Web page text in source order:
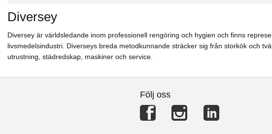
Diversey
Diversey är världsledande inom professionell rengöring och hygien och finns
livsmedelsindustri. Diverseys breda metodkunnande sträcker sig från storkök och
utrustning, städredskap, maskiner och service.
Följ oss